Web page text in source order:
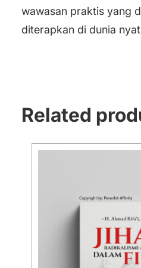
wawasan praktis yang
diterapkan di dunia
Related